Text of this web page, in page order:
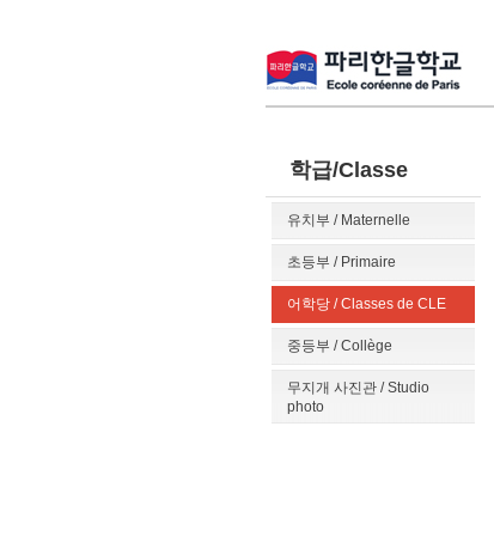
학급/Classe
유치부 / Maternelle
초등부 / Primaire
어학당 / Classes de CLE
중등부 / Collège
무지개 사진관 / Studio
photo